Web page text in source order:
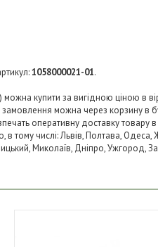
1058000021-01.
купити за вигідною ціною в
можна через корзину
оперативну доставку
тому числі: Львів, Полтава, Одеса,
Миколаїв, Дніпро, Ужгород,